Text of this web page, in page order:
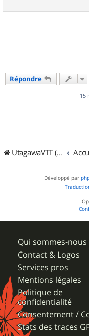
Répondre
15
UtagawaVTT (Randos VTT et VTTAE avec traces GPS)
Développé par
Qui sommes-nous
Contact & Logos
Services pros
Mentions légales
Politique de
confidentialité
Consentement /
Stats des traces